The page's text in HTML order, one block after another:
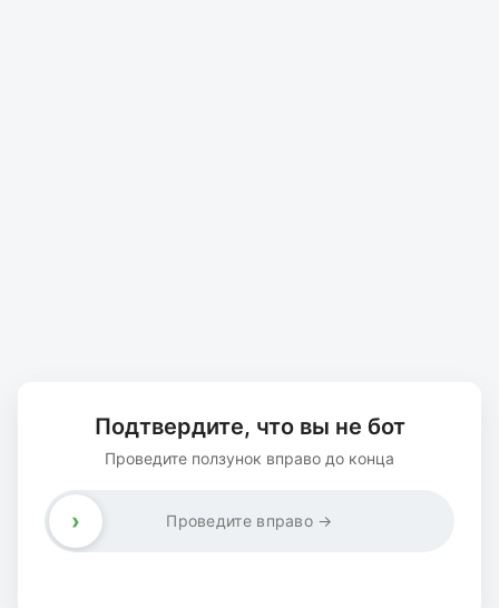
Подтвердите, что вы не бот
Проведите ползунок вправо до конца
Проведите вправо →
›